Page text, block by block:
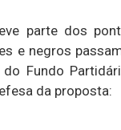
parte dos
e negros
Fundo
da proposta: